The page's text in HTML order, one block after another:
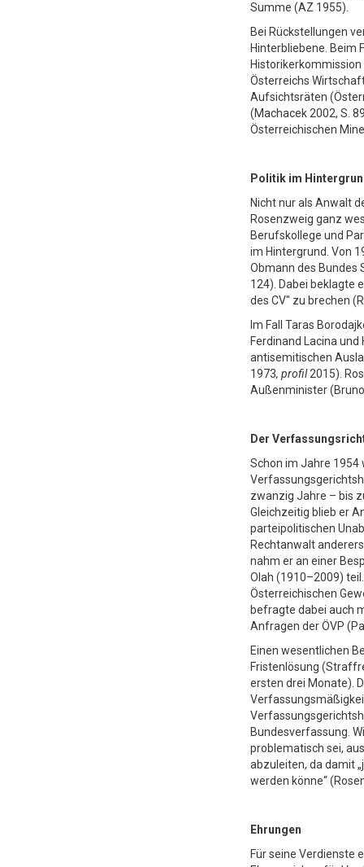
Summe (AZ 1955).
Bei Rückstellungen
Hinterbliebene. Beim
Österreichs
Aufsichtsräten
(Machacek 2002, S.
Österreichischen
Politik im
Nicht nur als Anwalt
Rosenzweig ganz
Berufskollege und
im Hintergrund. Von
Obmann des Bundes
124). Dabei beklagte
des CV" zu brechen
Im Fall Taras
Ferdinand Lacina
antisemitischen
1973, profil2015).
Außenminister
Der
Schon im Jahre
zwanzig Jahre – bis
Gleichzeitig blieb er
parteipolitischen
Rechtanwalt
nahm er an einer
Olah (1910–2009)
Österreichischen
befragte dabei auch
Anfragen der ÖVP
Einen wesentlichen
Fristenlösung
ersten drei Monate).
Bundesverfassung.
problematisch sei,
abzuleiten, da damit
werden könne“
Ehrungen
Für seine Verdienste